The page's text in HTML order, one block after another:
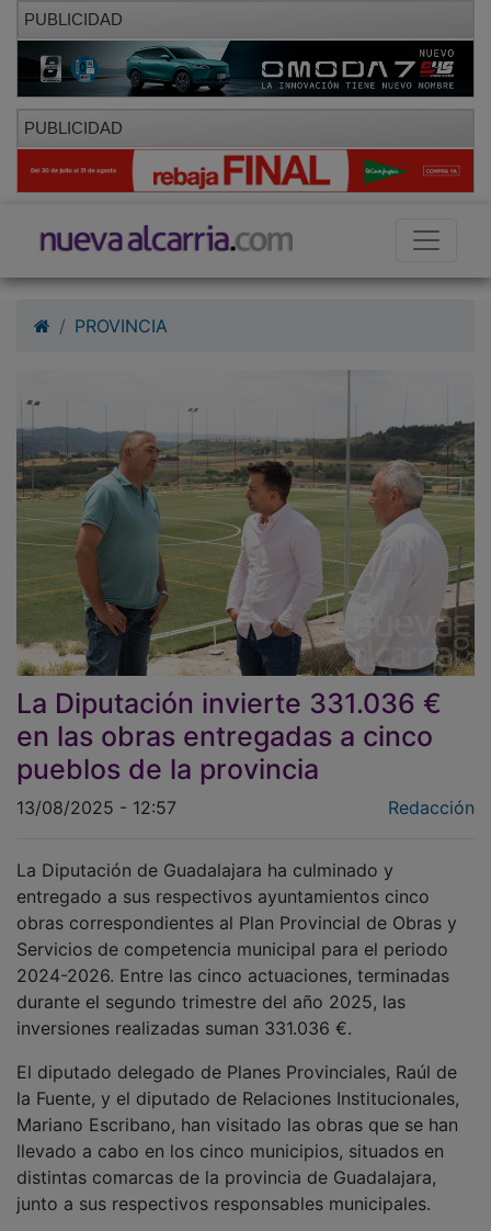
PUBLICIDAD
PUBLICIDAD
La Diputación invierte 331.036 €
en las obras entregadas a cinco
pueblos de la provincia
13/08/2025 - 12:57
entregado a sus respectivos ayuntamientos cinco
obras correspondientes al Plan Provincial de Obras y
Servicios de competencia municipal para el periodo
2024-2026. Entre las cinco actuaciones, terminadas
durante el segundo trimestre del año 2025, las
inversiones realizadas suman 331.036 €.
la Fuente, y el diputado de Relaciones Institucionales,
Mariano Escribano, han visitado las obras que se han
llevado a cabo en los cinco municipios, situados en
distintas comarcas de la provincia de Guadalajara,
junto a sus respectivos responsables municipales.